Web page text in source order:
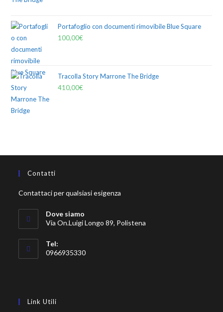
Portafoglio con documenti rimovibile Blue Square
100,00€
Tracolla Story Marrone The Bridge
410,00€
Contatti
Contattaci per qualsiasi esigenza
Dove siamo
Via On.Luigi Longo 89, Polistena
Tel:
0966935330
Link Utili